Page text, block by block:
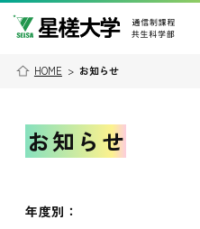
HOME > お知らせ
お知らせ
年度別 ：